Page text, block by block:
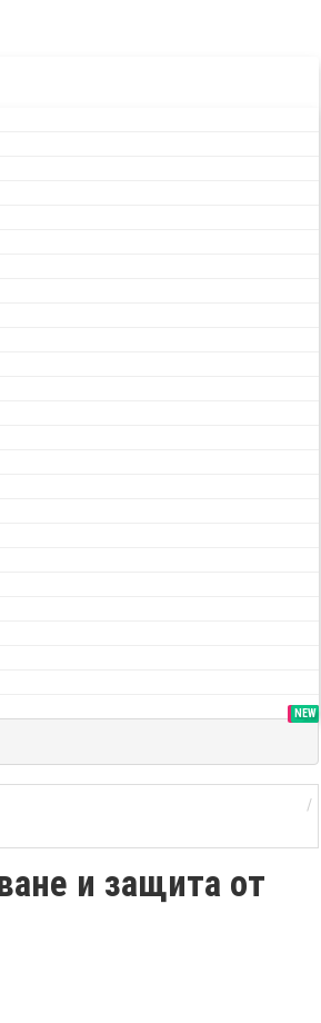
SALE
NEW
и защита от